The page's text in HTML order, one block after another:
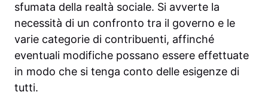
sfumata della realtà sociale. Si avverte la
necessità di un confronto tra il governo e le
varie categorie di contribuenti, affinché
eventuali modifiche possano essere effettuate
in modo che si tenga conto delle esigenze di
tutti.